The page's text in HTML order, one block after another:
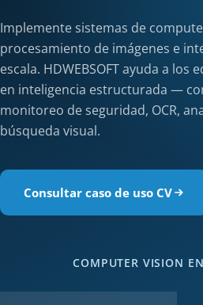
Implemente sistemas de
procesamiento de imágenes e
escala. HDWEBSOFT ayuda a
en inteligencia estructurada —
monitoreo de seguridad, OCR,
búsqueda visual.
Consultar caso de uso CV
COMPUTER VISION